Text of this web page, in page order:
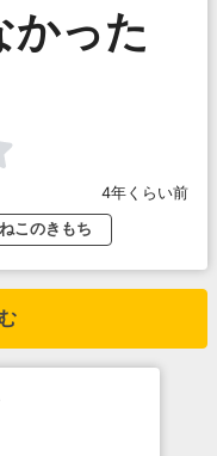
かった
4年くらい前
ねこのきもち